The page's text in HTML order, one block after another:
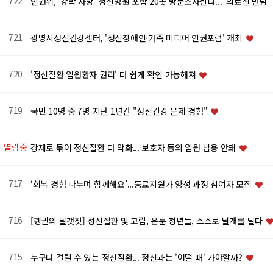
721 광명시정신건강센터, '정신장애인·가족 미디어 인권포럼' 개최
720 '정신질환 입원환자 권리' 더 쉽게 확인 가능해져
719 국민 10명 중 7명 지난 1년간 "정신건강 문제 경험"
열람중 강제로 묶어 정신질환 더 악화... 보호자 동의 입원 남용 안돼
717 ‘회복 경험 나누며 함께해요’...동료지원가 양성 과정 참여자 모집
716 [펭귄의 날갯짓] 정신질환 및 고립, 은둔 청년들, 스스로 날개를 달다
715 누구나 걸릴 수 있는 정신질환... 정신과는 '어떨 때' 가야할까?